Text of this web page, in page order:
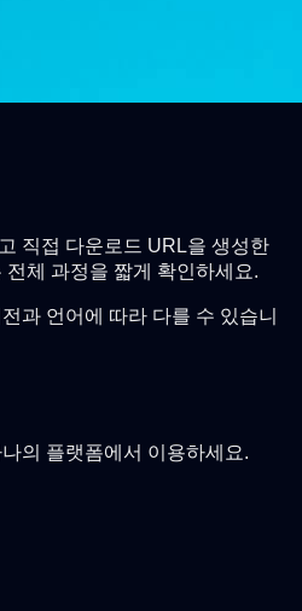
직접 다운로드 URL을 생성한
체 과정을 짧게 확인하세요.
과 언어에 따라 다를 수 있습니
의 플랫폼에서 이용하세요.